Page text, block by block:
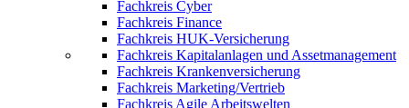
Fachkreis Cyber
Fachkreis Finance
Fachkreis HUK-Versicherung
Fachkreis Kapitalanlagen und Assetmanagement
Fachkreis Krankenversicherung
Fachkreis Marketing/Vertrieb
Fachkreis Agile Arbeitswelten